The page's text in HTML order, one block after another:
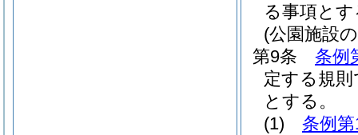
る事項と
(公園施設
第9条
条例
定する規
とする。
(1)
条例